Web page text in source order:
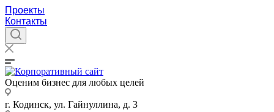
Проекты
Контакты
Оценим бизнес для любых целей
г. Кодинск, ул. Гайнуллина, д. 3